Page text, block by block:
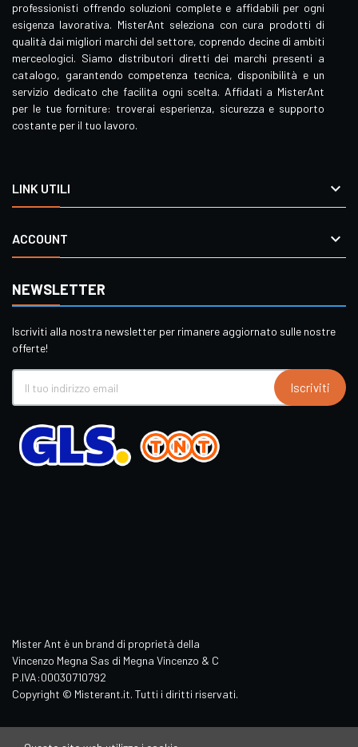
professionisti offrendo soluzioni complete e affidabili per ogni
esigenza lavorativa. MisterAnt seleziona con cura prodotti di
qualità dai migliori marchi del settore, coprendo decine di ambiti
merceologici. Siamo distributori diretti dei marchi presenti a
catalogo, garantendo competenza tecnica, disponibilità e un
servizio dedicato che facilita ogni scelta. Affidati a MisterAnt
per le tue forniture: troverai esperienza, sicurezza e supporto
costante per il tuo lavoro.
LINK UTILI 
ACCOUNT 
NEWSLETTER
Iscriviti alla nostra newsletter per rimanere aggiornato sulle nostre
offerte!
Iscriviti
Mister Ant è un brand di proprietà della
Vincenzo Megna Sas di Megna Vincenzo & C
P.IVA:00030710792
Copyright © Misterant.it. Tutti i diritti riservati.